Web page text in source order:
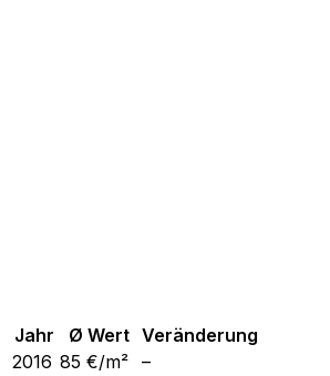
Jahr Ø Wert Veränderung
2016 85 €/m² –